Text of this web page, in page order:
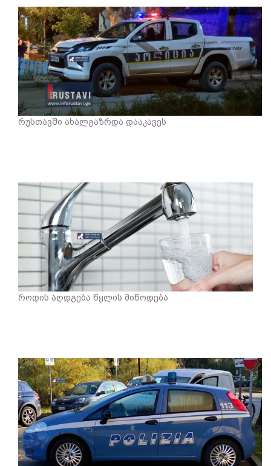
რუსთავში ახალგაზრდა დააკავეს
როდის აღდგება წყლის მიწოდება